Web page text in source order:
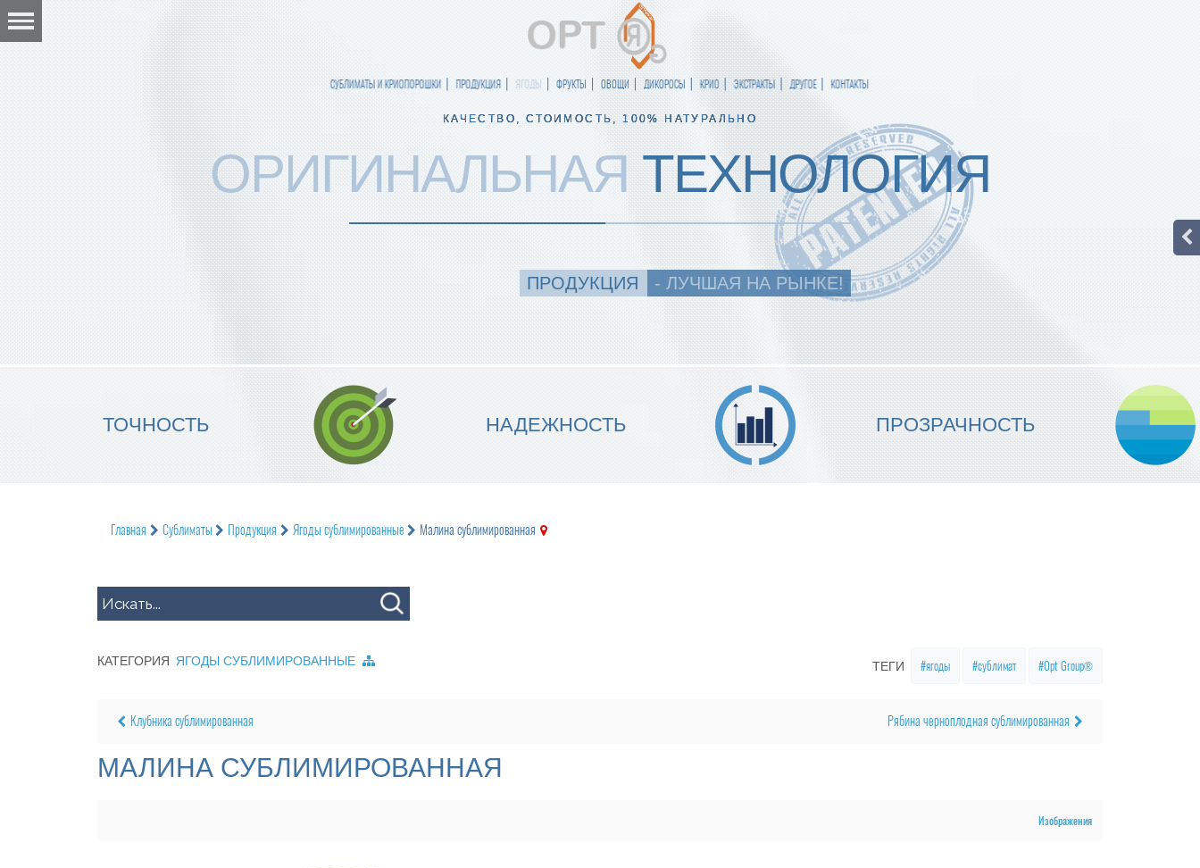
СУБЛИМАТЫ И КРИОПОРОШКИ ПРОДУКЦИЯ ЯГОДЫ ФРУКТЫ ОВОЩИ ДИКОРОСЫ КРИО ЭКСТРАКТЫ ДРУГОЕ КОНТАКТЫ
КАЧЕСТВО, СТОИМОСТЬ, 100% НАТУРАЛЬНО
ОРИГИНАЛЬНАЯ ТЕХНОЛОГИЯ
ПРОДУКЦИЯ - ЛУЧШАЯ НА РЫНКЕ!
ТОЧНОСТЬ
МЫ ГАРАНТИРУЕМ ТОЧНОСТЬ
ИСПОЛНЕНИЯ
НАДЕЖНОСТЬ
МЫ ОБЕСПЕЧИВАЕМ
НАДЕЖНОСТЬ ИСПОЛНЕНИЯ
ПРОЗРАЧНОСТЬ
Главная Сублиматы Продукция Ягоды сублимированные Малина сублимированная
КАТЕГОРИЯ ЯГОДЫ СУБЛИМИРОВАННЫЕ ТЕГИ ягоды сублимат Opt Group®
Клубника сублимированная Рябина черноплодная сублимированная
МАЛИНА СУБЛИМИРОВАННАЯ
Изображения